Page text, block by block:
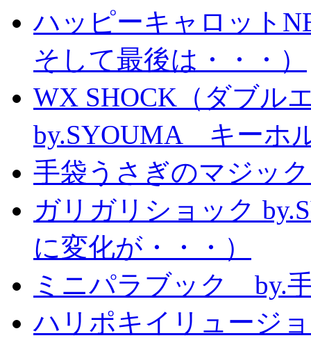
ハッピーキャロット
そして最後は・・・）
WX SHOCK（ダブル
by.SYOUMA キーホ
手袋うさぎのマジッ
ガリガリショック
に変化が・・・）
ミニパラブック by.
ハリポキイリュージ